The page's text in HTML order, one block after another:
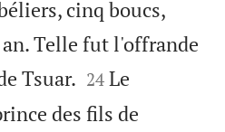
cinq boucs,
Telle fut l'offrande
Tsuar. 

24 Le
des fils de